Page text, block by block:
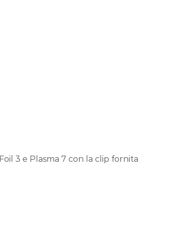
3 e Plasma 7 con la clip fornita